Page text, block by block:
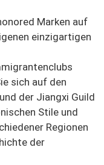
Marken auf
einzigartigen
sich auf den
der Jiangxi Guild
Stile und
Regionen
der